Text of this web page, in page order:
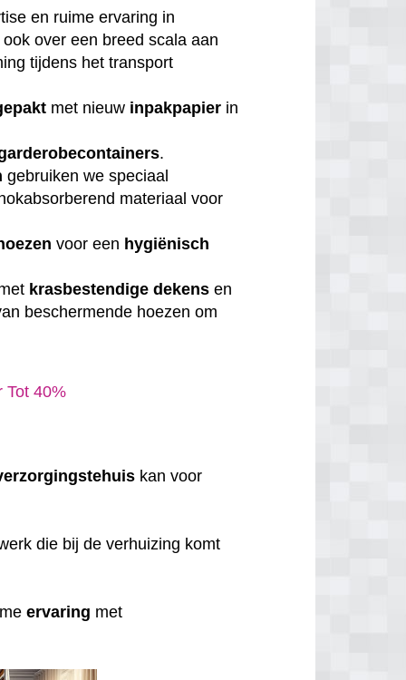
en ruime ervaring in
over een breed scala aan
tijdens het transport
met nieuw inpakpapier in
.
gebruiken we speciaal
materiaal voor
voor een hygiënisch
krasbestendige dekens en
beschermende hoezen om
Tot 40%
kan voor
die bij de verhuizing komt
ervaring met